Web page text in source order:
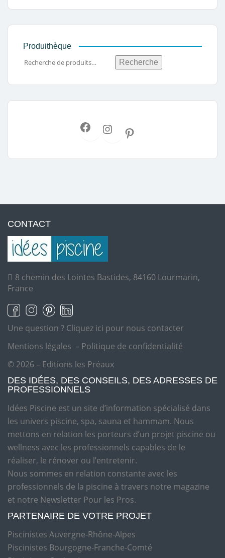
Produithèque
Recherche
CONTACT
8 chemin des Lointes Bastides, 84160 Lourmarin,
France
Une question ? Cliquez ici pour nous contacter
Mentions légales – Politique de confidentialité
© 2026 – Editions les Préaux
DES IDÉES, DES CONSEILS, DES ADRESSES DE
PROFESSIONNELS
Idées Piscine est un site d’information spécialisé dans
les univers piscine, spa, sauna et hammam. Nous
mettons en relation les porteurs d’un projet piscine ou
wellness avec les professionnels capables de le
réaliser, le rénover ou l’entretenir.
Nous sommes en relation constante avec les
professionnels de la piscine à travers notre magazine
et notre Newsletter Pour les Pros.
PARTENAIRE DE VOTRE PROJET
Piscinistes Auvergne-Rhône-Alpes
Piscinistes Bourgogne-Franche-Comté